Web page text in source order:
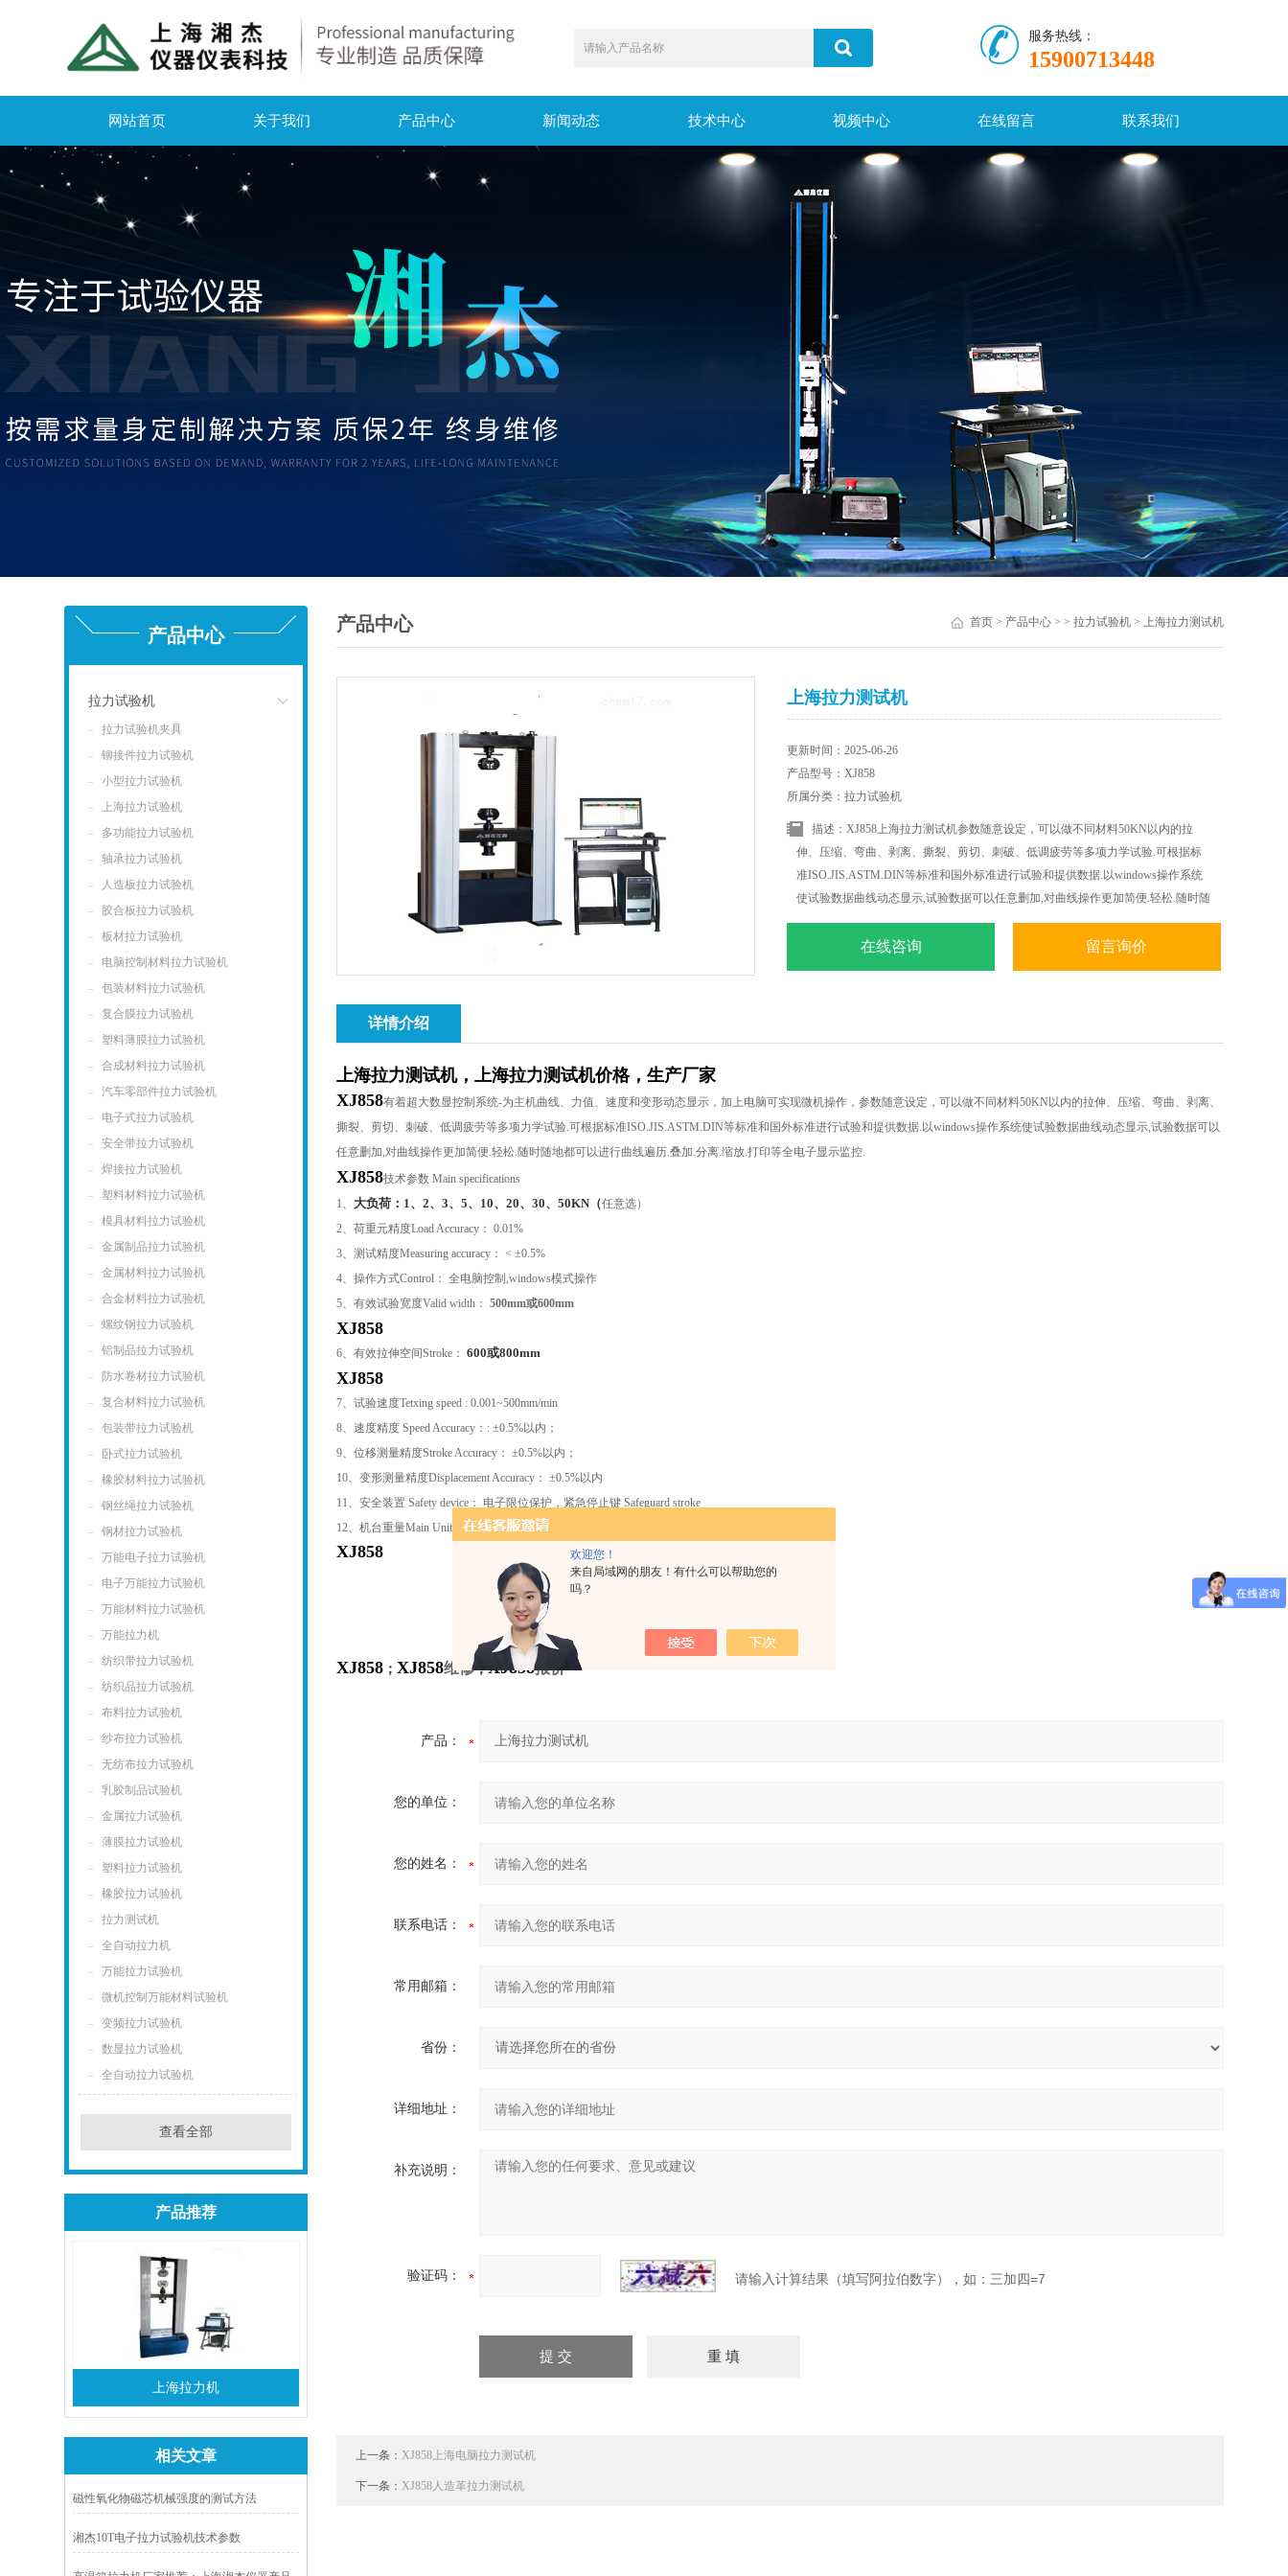
欢迎您！
来自局域网的朋友！有什么可以帮助您的
吗？
服务热线：
15900713448
网站首页 关于我们 产品中心 新闻动态 技术中心 视频中心 在线留言 联系我们
产品中心
拉力试验机
拉力试验机夹具
铆接件拉力试验机
小型拉力试验机
上海拉力试验机
多功能拉力试验机
轴承拉力试验机
人造板拉力试验机
胶合板拉力试验机
板材拉力试验机
电脑控制材料拉力试验机
包装材料拉力试验机
复合膜拉力试验机
塑料薄膜拉力试验机
合成材料拉力试验机
汽车零部件拉力试验机
电子式拉力试验机
安全带拉力试验机
焊接拉力试验机
塑料材料拉力试验机
模具材料拉力试验机
金属制品拉力试验机
金属材料拉力试验机
合金材料拉力试验机
螺纹钢拉力试验机
铝制品拉力试验机
防水卷材拉力试验机
复合材料拉力试验机
包装带拉力试验机
卧式拉力试验机
橡胶材料拉力试验机
钢丝绳拉力试验机
钢材拉力试验机
万能电子拉力试验机
电子万能拉力试验机
万能材料拉力试验机
万能拉力机
纺织带拉力试验机
纺织品拉力试验机
布料拉力试验机
纱布拉力试验机
无纺布拉力试验机
乳胶制品试验机
金属拉力试验机
薄膜拉力试验机
塑料拉力试验机
橡胶拉力试验机
拉力测试机
全自动拉力机
万能拉力试验机
微机控制万能材料试验机
变频拉力试验机
数显拉力试验机
全自动拉力试验机
查看全部
产品推荐
上海拉力机
相关文章
磁性氧化物磁芯机械强度的测试方法
湘杰10T电子拉力试验机技术参数
产品中心 首页> 产品中心> > 拉力试验机> 上海拉力测试机
上海拉力测试机
更新时间：2025-06-26
产品型号：XJ858
所属分类：拉力试验机
描述：XJ858上海拉力测试机参数随意设定，可以做不同材料50KN以内的拉
伸、压缩、弯曲、剥离、撕裂、剪切、刺破、低调疲劳等多项力学试验.可根据标
准ISO.JIS.ASTM.DIN等标准和国外标准进行试验和提供数据.以windows操作系统
使试验数据曲线动态显示,试验数据可以任意删加,对曲线操作更加简便.轻松.随时随
地都可以进行曲线遍历.叠加.分离.缩放.打印等全电子显示监控.
在线咨询 留言询价
详情介绍
上海拉力测试机，上海拉力测试机价格，生产厂家
XJ858有着超大数显控制系统-为主机曲线、力值、速度和变形动态显示，加上电脑可实现微机操作，参数随意设定，可以做不同材料50KN 以内的拉伸、压缩、弯曲、剥离、
撕裂、剪切、刺破、低调疲劳等多项力学试验.可根据标准ISO.JIS.ASTM.DIN等标准和国外标准进行试验和提供数据. 以windows操作系统使试验数据曲线动态显示,试验数据可以
任意删加,对曲线操作更加简便.轻松.随时随地都可以进行曲线遍历.叠加.分离.缩放.打印等全电子显示监控.
XJ858技术参数 Main specifications
1、大负荷：1、2、3、5、10、20、30、50KN（任意选）
2、荷重元精度Load Accuracy ： 0.01%
3、测试精度Measuring accuracy ： < ±0.5%
4、操作方式Control ： 全电脑控制,windows模式操作
5、有效试验宽度Valid width ：500mm或600mm
XJ858
6、有效拉伸空间Stroke ：600或800mm
XJ858
7、试验速度Tetxing speed : 0.001~500mm/min
8、速度精度 Speed Accuracy ： : ±0.5%以内；
9、位移测量精度Stroke Accuracy ： ±0.5%以内；
10、变形测量精度Displacement Accuracy ： ±0.5%以内
11、安全装置 Safety device ： 电子限位保护，紧急停止键 Safeguard stroke
12、机台重量Main Unit Weight： 约400kg
XJ858
XJ858 ；XJ858维修；XJ858报价
产品：
您的单位：
您的姓名：
联系电话：
常用邮箱：
省份：
详细地址：
补充说明：
验证码： 请输入计算结果（填写阿拉伯数字），如：三加四=7
上一条：XJ858上海电脑拉力测试机
下一条：XJ858人造革拉力测试机